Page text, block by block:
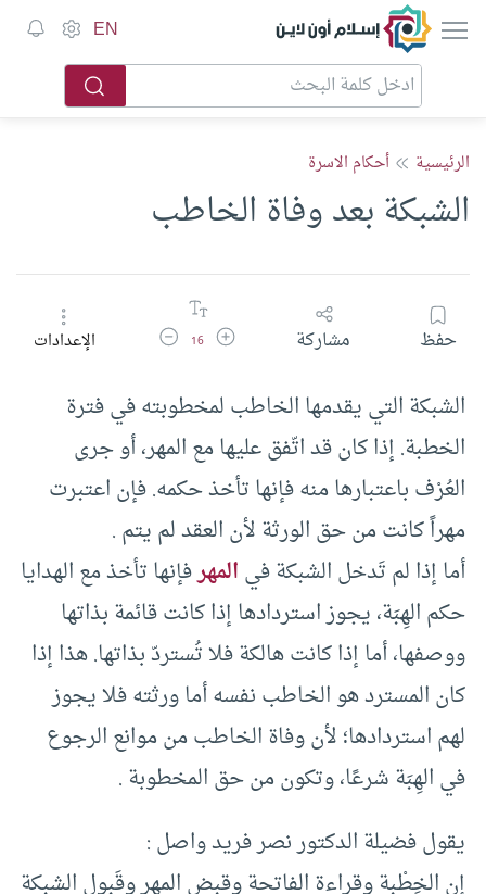
إسلام أون لاين EN
الرئيسية أحكام الاسرة
الشبكة بعد وفاة الخاطب
حفظ مشاركة زيادة حجم الخط
16 تقليل حجم الخطالإعدادات
الشبكة التي يقدمها الخاطب لمخطوبته في فترة
الخطبة.‏ إذا كان قد اتّفق عليها مع المهر، أو جرى
العُرْف باعتبارها منه فإنها تأخذ حكمه. فإن اعتبرت
مهراً كانت من حق الورثة لأن العقد لم يتم .
أما إذا لم تَدخل الشبكة فيالمهرفإنها تأخذ مع الهدايا
حكم الهِبَة، يجوز استردادها إذا كانت قائمة بذاتها
ووصفها، أما إذا كانت هالكة فلا تُستردّ بذاتها. هذا إذا
كان المسترد هو الخاطب نفسه أما ورثته فلا يجوز
لهم استردادها؛ لأن وفاة الخاطب من موانع الرجوع
في الهِبَة شرعًا، وتكون من حق المخطوبة .
يقول فضيلة الدكتور نصر فريد واصل :
إن الخِطْبة وقراءة الفاتحة وقبض المهر وقَبول الشبكة